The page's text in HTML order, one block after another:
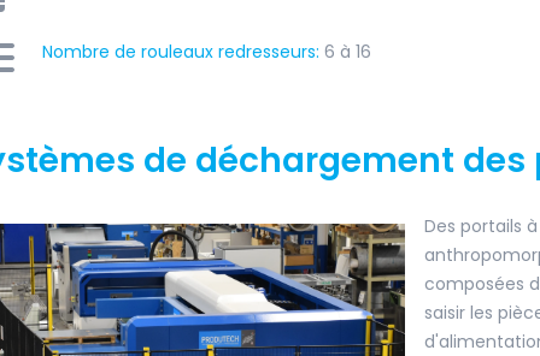
Nombre de rouleaux redresseurs:6 à 16
de déchargement
Des portails
composées
saisir les